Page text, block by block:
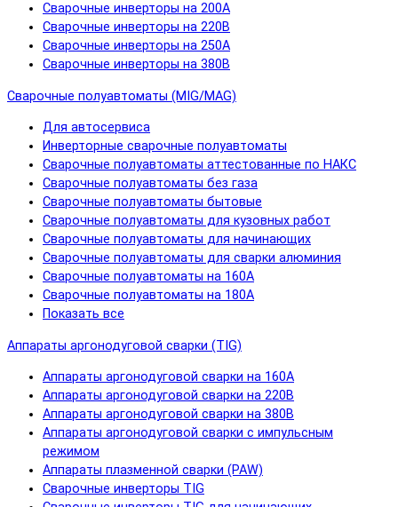
Сварочные инверторы на 200А
Сварочные инверторы на 220В
Сварочные инверторы на 250А
Сварочные инверторы на 380В
Сварочные полуавтоматы (MIG/MAG)
Для автосервиса
Инверторные сварочные полуавтоматы
Сварочные полуавтоматы аттестованные по НАКС
Сварочные полуавтоматы без газа
Сварочные полуавтоматы бытовые
Сварочные полуавтоматы для кузовных работ
Сварочные полуавтоматы для начинающих
Сварочные полуавтоматы для сварки алюминия
Сварочные полуавтоматы на 160А
Сварочные полуавтоматы на 180А
Показать все
Аппараты аргонодуговой сварки (TIG)
Аппараты аргонодуговой сварки на 160А
Аппараты аргонодуговой сварки на 220В
Аппараты аргонодуговой сварки на 380В
Аппараты аргонодуговой сварки с импульсным
режимом
Аппараты плазменной сварки (PAW)
Сварочные инверторы TIG